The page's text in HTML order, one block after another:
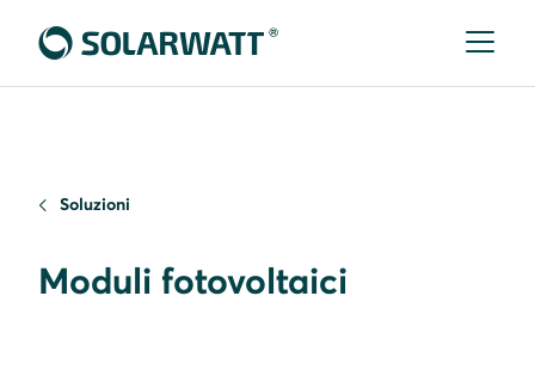
Soluzioni
Moduli fotovoltaici